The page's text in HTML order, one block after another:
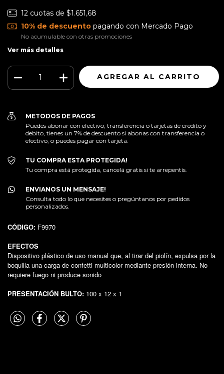
12 cuotas de $1.651,68
10% de descuentopagando con Mercado Pago
No acumulable con otras promociones
Ver más detalles
METODOS DE PAGOS
Puedes abonar con efectivo, transferencia o tarjetas de credito y
debito, tienes un 7% de descuento si abonas con transferencia o
efectivo, o puedes pagar con tarjeta.
TU COMPRA ESTA PROTEGIDA!
Tu compra está protegida, cancelá gratis si te arrepentís.
ENVIANOS UN MENSAJE!
Consulta todo lo que necesites o pregúntanos por pedidos
personalizados.
CÓDIGO: F9970
EFECTOS
Dispositivo plástico de uso manual que, al tirar del piolín, expulsa por la
boquilla una carga de confetti multicolor mediante presión interna. No
requiere fuego ni produce sonido
PRESENTACIÓN BULTO: 100 x 12 x 1